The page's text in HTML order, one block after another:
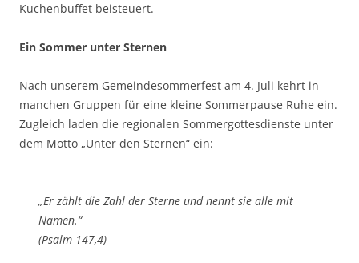
Kuchenbuffet beisteuert.
Ein Sommer unter Sternen
Nach unserem Gemeindesommerfest am 4. Juli kehrt in
manchen Gruppen für eine kleine Sommerpause Ruhe ein.
Zugleich laden die regionalen Sommergottesdienste unter
dem Motto „Unter den Sternen“ ein:
„Er zählt die Zahl der Sterne und nennt sie alle mit
Namen.“
(Psalm 147,4)